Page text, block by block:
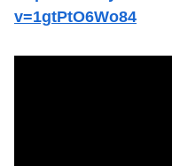
Powered by livedoor 相
v=1gtPtO6Wo84